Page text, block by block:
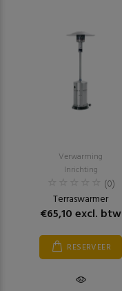
Verwarming
Inrichting
(0)
Terraswarmer
€65,10 excl. btw
RESERVEER